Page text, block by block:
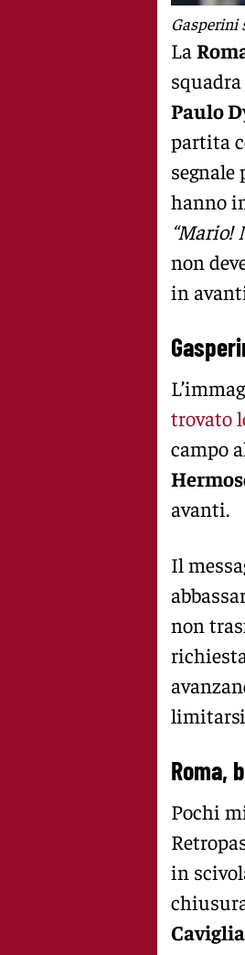
Gasperini
La
Paulo
partita
segnale
hanno
“Mario!
non
in
trovato
campo
avanti.
Il
non
limitarsi
Roma,
Pochi
in
Caviglia